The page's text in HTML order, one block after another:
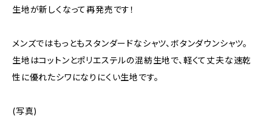
生地が新しくなって再発売です！
メンズではもっともスタンダードなシャツ、ボタンダウンシャツ。
生地はコットンとポリエステルの混紡生地で、軽くて丈夫な速乾
性に優れたシワになりにくい生地です。
(写真)